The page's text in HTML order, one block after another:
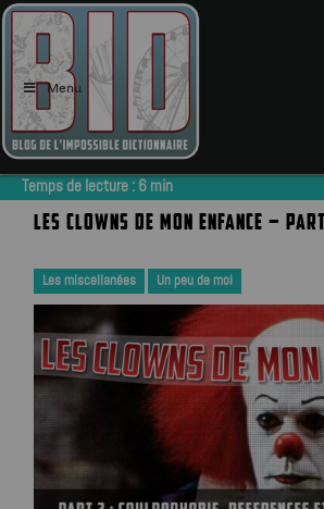
Menu
Temps de lecture : 6 min
LES CLOWNS DE MON ENFANCE –
Les miscellanées Un peu de moi